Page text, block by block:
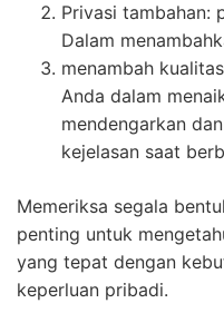
Privasi tambahan:
Dalam
menambah
Anda dalam
mendengarkan
kejelasan saat
Memeriksa segala
penting untuk
yang tepat dengan
keperluan pribadi.